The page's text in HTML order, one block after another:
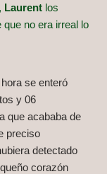
Laurent los
no era irreal lo
se enteró
y 06
que acababa de
preciso
detectado
corazón